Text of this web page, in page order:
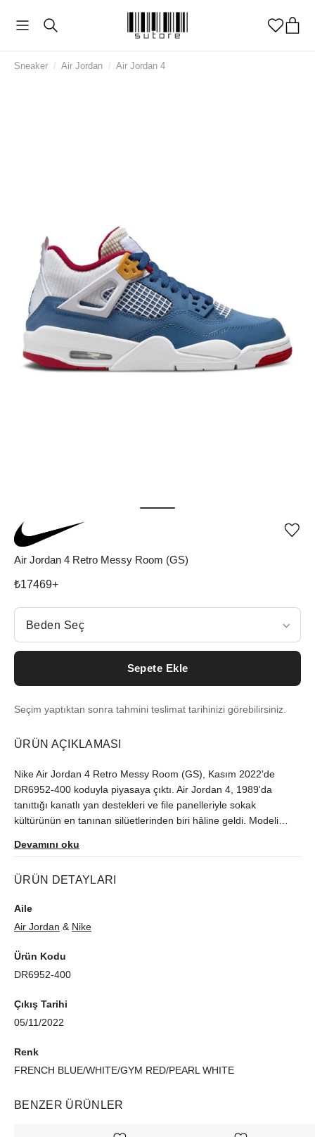
Sneaker / Air Jordan / Air Jordan 4
Air Jordan 4 Retro Messy Room (GS)
₺17469+
Beden Seç
Beden Seç
Sepete Ekle
Seçim yaptıktan sonra tahmini teslimat tarihinizi görebilirsiniz.
ÜRÜN AÇIKLAMASI
Nike Air Jordan 4 Retro Messy Room (GS), Kasım 2022'de
DR6952-400 koduyla piyasaya çıktı. Air Jordan 4, 1989'da
tanıttığı kanatlı yan destekleri ve file panelleriyle sokak
kültürünün en tanınan silüetlerinden biri hâline geldi. Modeli
Devamını oku
ÜRÜN DETAYLARI
Aile
Air Jordan & Nike
Ürün Kodu
DR6952-400
Çıkış Tarihi
05/11/2022
Renk
FRENCH BLUE/WHITE/GYM RED/PEARL WHITE
BENZER ÜRÜNLER